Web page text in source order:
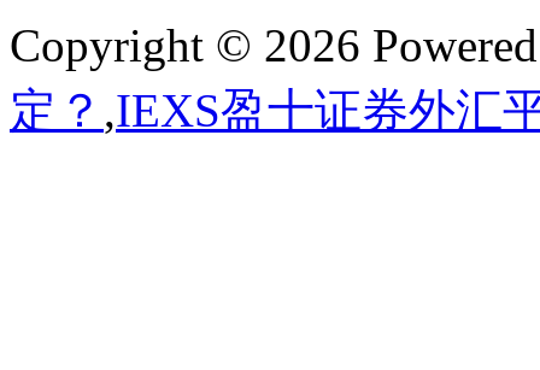
Copyright © 2026
定？ ,IEXS盈十证券外汇